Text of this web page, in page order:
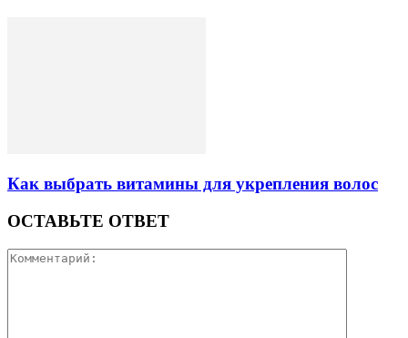
Как выбрать витамины для укрепления волос
ОСТАВЬТЕ ОТВЕТ